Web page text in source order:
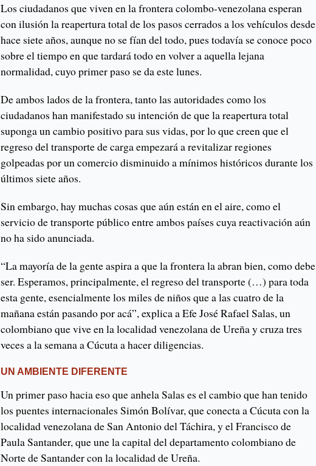
Los ciudadanos que viven en la frontera colombo-venezolana esperan
con ilusión la reapertura total de los pasos cerrados a los vehículos desde
hace siete años, aunque no se fían del todo, pues todavía se conoce poco
sobre el tiempo en que tardará todo en volver a aquella lejana
normalidad, cuyo primer paso se da este lunes.
De ambos lados de la frontera, tanto las autoridades como los
ciudadanos han manifestado su intención de que la reapertura total
suponga un cambio positivo para sus vidas, por lo que creen que el
regreso del transporte de carga empezará a revitalizar regiones
golpeadas por un comercio disminuido a mínimos históricos durante los
últimos siete años.
Sin embargo, hay muchas cosas que aún están en el aire, como el
servicio de transporte público entre ambos países cuya reactivación aún
no ha sido anunciada.
“La mayoría de la gente aspira a que la frontera la abran bien, como debe
ser. Esperamos, principalmente, el regreso del transporte (…) para toda
esta gente, esencialmente los miles de niños que a las cuatro de la
mañana están pasando por acá”, explica a Efe José Rafael Salas, un
colombiano que vive en la localidad venezolana de Ureña y cruza tres
veces a la semana a Cúcuta a hacer diligencias.
UN AMBIENTE DIFERENTE
Un primer paso hacia eso que anhela Salas es el cambio que han tenido
los puentes internacionales Simón Bolívar, que conecta a Cúcuta con la
localidad venezolana de San Antonio del Táchira, y el Francisco de
Paula Santander, que une la capital del departamento colombiano de
Norte de Santander con la localidad de Ureña.